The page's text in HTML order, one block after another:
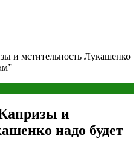
и мстительность Лукашенко
и
надо будет